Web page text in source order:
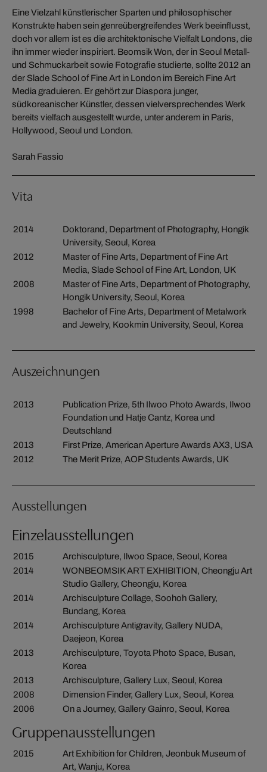
Eine Vielzahl künstlerischer Sparten und philosophischer
Konstrukte haben sein genreübergreifendes Werk beeinflusst,
doch vor allem ist es die architektonische Vielfalt Londons, die
ihn immer wieder inspiriert. Beomsik Won, der in Seoul Metall-
und Schmuckarbeit sowie Fotografie studierte, sollte 2012 an
der Slade School of Fine Art in London im Bereich Fine Art
Media graduieren. Er gehört zur Diaspora junger,
südkoreanischer Künstler, dessen vielversprechendes Werk
bereits vielfach ausgestellt wurde, unter anderem in Paris,
Hollywood, Seoul und London.
Sarah Fassio
Vita
2014
Doktorand, Department of Photography, Hongik
University, Seoul, Korea
2012
Master of Fine Arts, Department of Fine Art
Media, Slade School of Fine Art, London, UK
2008
Master of Fine Arts, Department of Photography,
Hongik University, Seoul, Korea
1998
Bachelor of Fine Arts, Department of Metalwork
and Jewelry, Kookmin University, Seoul, Korea
Auszeichnungen
2013
Publication Prize, 5th Ilwoo Photo Awards, Ilwoo
Foundation und Hatje Cantz, Korea und
Deutschland
2013
First Prize, American Aperture Awards AX3, USA
2012
The Merit Prize, AOP Students Awards, UK
Ausstellungen
Einzelausstellungen
2015
Archisculpture, Ilwoo Space, Seoul, Korea
2014
WONBEOMSIK ART EXHIBITION, Cheongju Art
Studio Gallery, Cheongju, Korea
2014
Archisculpture Collage, Soohoh Gallery,
Bundang, Korea
2014
Archisculpture Antigravity, Gallery NUDA,
Daejeon, Korea
2013
Archisculpture, Toyota Photo Space, Busan,
Korea
2013
Archisculpture, Gallery Lux, Seoul, Korea
2008
Dimension Finder, Gallery Lux, Seoul, Korea
2006
On a Journey, Gallery Gainro, Seoul, Korea
Gruppenausstellungen
2015
Art Exhibition for Children, Jeonbuk Museum of
Art, Wanju, Korea